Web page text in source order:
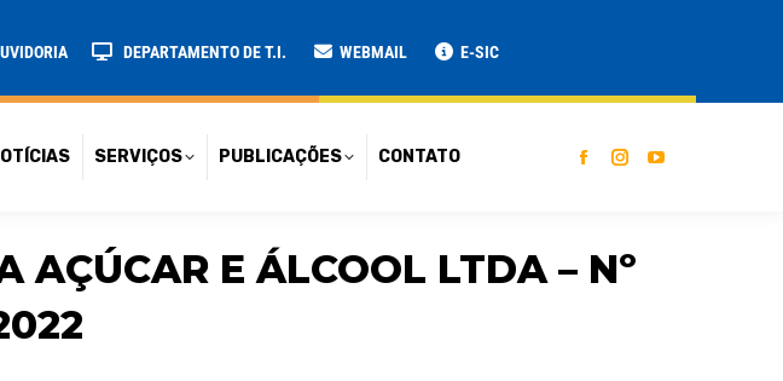
DEPARTAMENTO DE T.I. WEBMAIL E-SIC
SERVIÇOS PUBLICAÇÕES CONTATO
AÇÚCAR E ÁLCOOL LTDA – Nº